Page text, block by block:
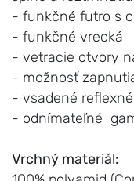
- funkčné futro s
- funkčné vrecká
- vetracie otvory
- možnosť
- vsadené
- odnímateľné
Vrchný materiál: